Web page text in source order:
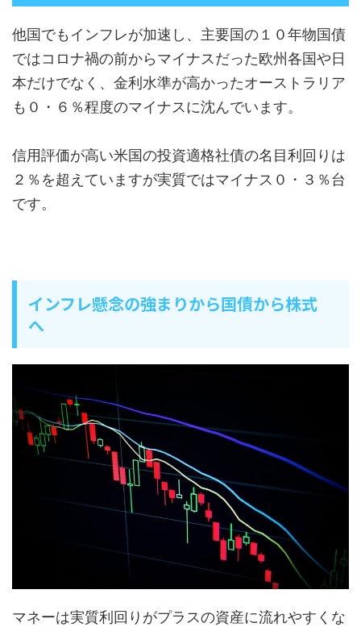
他国でもインフレが加速し、主要国の１０年物国債
ではコロナ禍の前からマイナスだった欧州各国や日
本だけでなく、金利水準が高かったオーストラリア
も０・６％程度のマイナスに沈んでいます。
信用評価が高い米国の投資適格社債の名目利回りは
２％を超えていますが実質ではマイナス０・３％台
です。
インフレ懸念の強まりから国債から株式
へ
マネーは実質利回りがプラスの資産に流れやすくな